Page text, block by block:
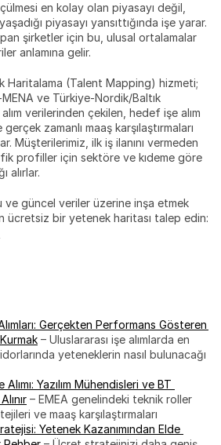
en kolay olan piyasayı değil,
piyasayı yansıttığında işe yarar.
şirketler için bu, ulusal ortalamalar
anlamına gelir.
Haritalama (Talent Mapping) hizmeti;
ve Türkiye-Nordik/Baltık
verilerinden çekilen, hedef işe alım
zamanlı maaş karşılaştırmaları
Müşterilerimiz, ilk iş ilanını vermeden
profiller için sektöre ve kıdeme göre
alırlar.
güncel veriler üzerine inşa etmek
Gerçekten Performans Gösteren
– Uluslararası işe alımlarda en
yeteneklerin nasıl bulunacağı
Yazılım Mühendisleri ve BT
– EMEA genelindeki teknik roller
ve maaş karşılaştırmaları
Yetenek Kazanımından Elde